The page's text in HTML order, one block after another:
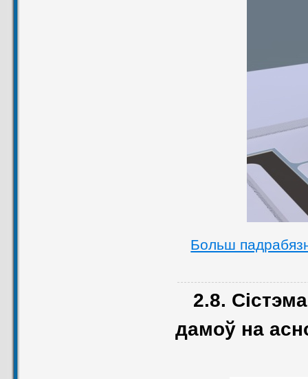
Больш
2.8.
дамоў на